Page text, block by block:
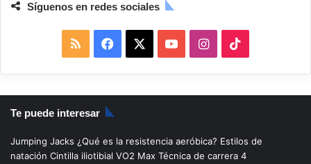
Síguenos en redes sociales
S
S
a
c
b
o
u
u
I
n
s
a
i
k
o
Te puede interesar
Jumping Jacks ¿Qué es la resistencia aeróbica? Estilos de
natación Cintilla iliotibial VO2 Max Técnica de carrera 4